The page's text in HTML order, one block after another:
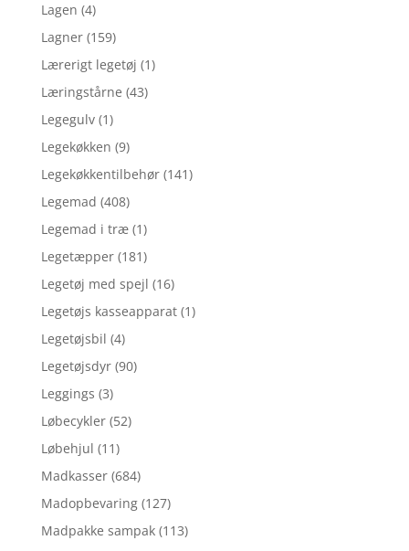
Lagen (4)
Lagner (159)
Lærerigt legetøj (1)
Læringstårne (43)
Legegulv (1)
Legekøkken (9)
Legekøkkentilbehør (141)
Legemad (408)
Legemad i træ (1)
Legetæpper (181)
Legetøj med spejl (16)
Legetøjs kasseapparat (1)
Legetøjsbil (4)
Legetøjsdyr (90)
Leggings (3)
Løbecykler (52)
Løbehjul (11)
Madkasser (684)
Madopbevaring (127)
Madpakke sampak (113)